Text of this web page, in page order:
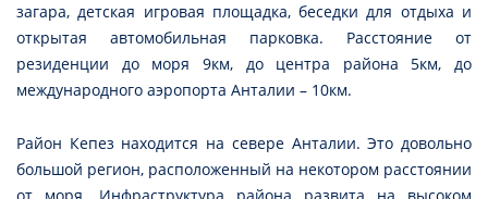
загара, детская игровая площадка, беседки для отдыха и
открытая автомобильная парковка. Расстояние от
резиденции до моря 9км, до центра района 5км, до
международного аэропорта Анталии – 10км.
Район Кепез находится на севере Анталии. Это довольно
большой регион, расположенный на некотором расстоянии